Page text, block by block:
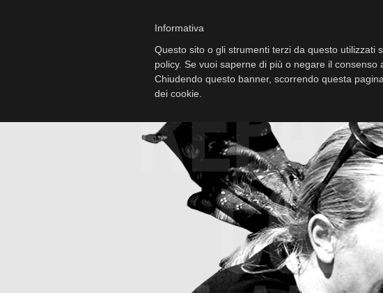
Informativa
Questo sito o gli strumenti terzi da questo utilizzati
policy. Se vuoi saperne di più o negare il
Chiudendo questo banner, scorrendo questa
dei cookie.